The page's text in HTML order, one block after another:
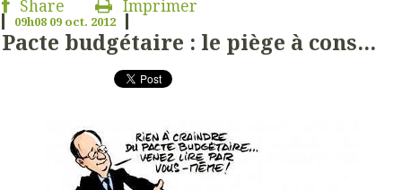
Share Imprimer
09h08 09 oct. 2012
Pacte budgétaire : le piège à cons...